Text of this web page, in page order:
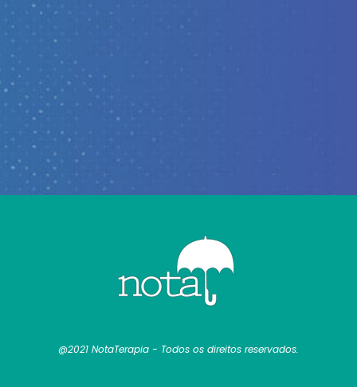
@2021 NotaTerapia - Todos os direitos reservados.